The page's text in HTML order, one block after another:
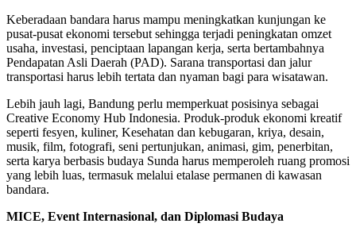
Keberadaan bandara harus mampu meningkatkan kunjungan ke
pusat-pusat ekonomi tersebut sehingga terjadi peningkatan omzet
usaha, investasi, penciptaan lapangan kerja, serta bertambahnya
Pendapatan Asli Daerah (PAD). Sarana transportasi dan jalur
transportasi harus lebih tertata dan nyaman bagi para wisatawan.
Lebih jauh lagi, Bandung perlu memperkuat posisinya sebagai
Creative Economy Hub Indonesia. Produk-produk ekonomi kreatif
seperti fesyen, kuliner, Kesehatan dan kebugaran, kriya, desain,
musik, film, fotografi, seni pertunjukan, animasi, gim, penerbitan,
serta karya berbasis budaya Sunda harus memperoleh ruang promosi
yang lebih luas, termasuk melalui etalase permanen di kawasan
bandara.
MICE, Event Internasional, dan Diplomasi Budaya